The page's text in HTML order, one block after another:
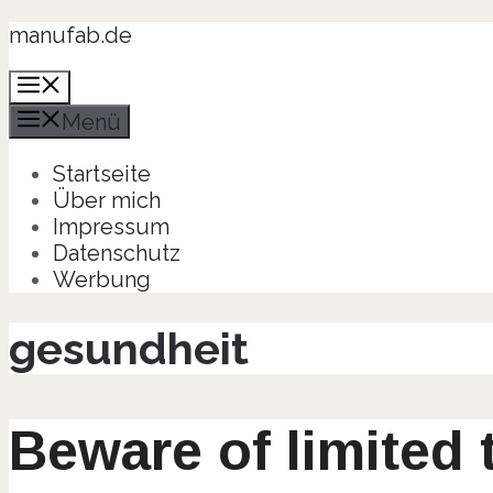
Zum
springen
manufab.de
Menü
Startseite
Über mich
Impressum
Datenschutz
Werbung
gesundheit
Beware of limited